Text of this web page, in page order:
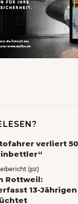
verliert
(pz)
Rottweil:
13-